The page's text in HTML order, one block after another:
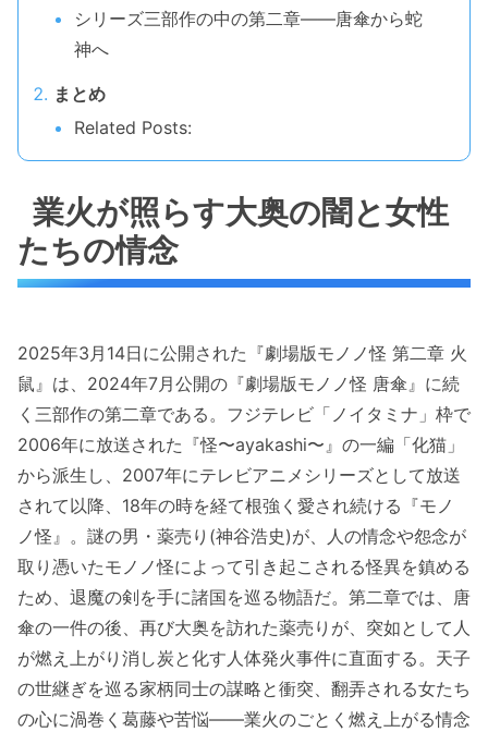
シリーズ三部作の中の第二章——唐傘から蛇
神へ
まとめ
Related Posts:
業火が照らす大奥の闇と女性
たちの情念
2025年3月14日に公開された『劇場版モノノ怪 第二章 火
鼠』は、2024年7月公開の『劇場版モノノ怪 唐傘』に続
く三部作の第二章である。フジテレビ「ノイタミナ」枠で
2006年に放送された『怪〜ayakashi〜』の一編「化猫」
から派生し、2007年にテレビアニメシリーズとして放送
されて以降、18年の時を経て根強く愛され続ける『モノ
ノ怪』。謎の男・薬売り(神谷浩史)が、人の情念や怨念が
取り憑いたモノノ怪によって引き起こされる怪異を鎮める
ため、退魔の剣を手に諸国を巡る物語だ。第二章では、唐
傘の一件の後、再び大奥を訪れた薬売りが、突如として人
が燃え上がり消し炭と化す人体発火事件に直面する。天子
の世継ぎを巡る家柄同士の謀略と衝突、翻弄される女たち
の心に渦巻く葛藤や苦悩——業火のごとく燃え上がる情念